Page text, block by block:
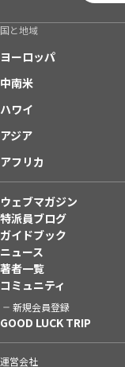
国と地域
ヨーロッパ
中南米
ハワイ
アジア
アフリカ
ウェブマガジン
特派員ブログ
ガイドブック
ニュース
著者一覧
コミュニティ
新規会員登録
GOOD LUCK TRIP
運営会社